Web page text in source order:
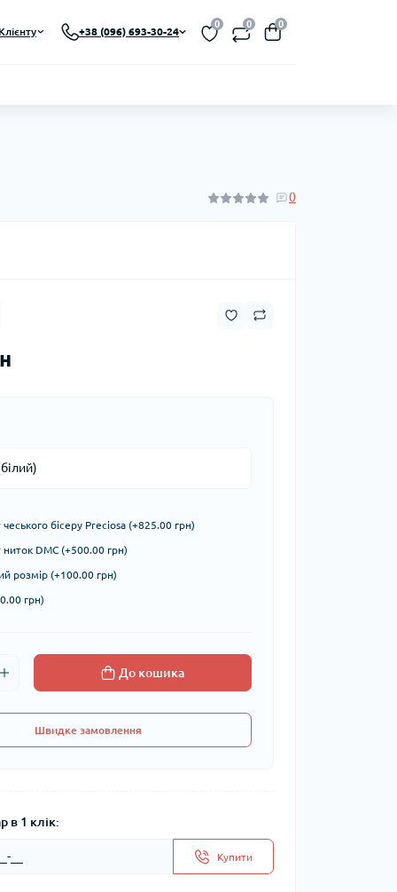
Клієнту +38 (096) 693-30-24
0 0 0
0
бісеру Preciosa (+825.00 грн)
DMC (+500.00 грн)
розмір (+100.00 грн)
грн)
До кошика
Швидке замовлення
в 1 клік:
Купити